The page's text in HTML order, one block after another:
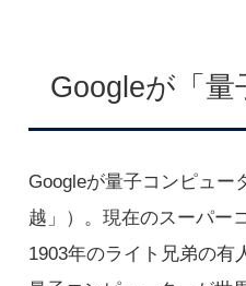
Googleが「量
Googleが量子コンピュー
越」）。現在のスーパー
1903年のライト兄弟の有